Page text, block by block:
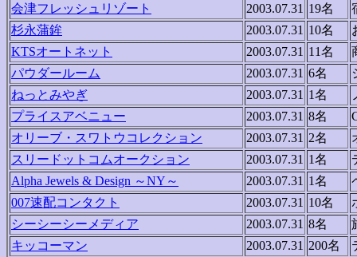
会津フレッシュリゾート
2003.07.31 19名
杉永蒲鉾
2003.07.31 10名
KTSオートネット
2003.07.31 11名
パウダールーム
2003.07.31 6名
ねっとみやぎ
2003.07.31 1名
プライスアベニュー
2003.07.31 8名
オリーブ・スワトウコレクション
2003.07.31 2名
スリードットコムオークション
2003.07.31 1名
Alpha Jewels & Design ～NY～
2003.07.31 1名
007速配コンタクト
2003.07.31 10名
シーシーシーメディア
2003.07.31 8名
キッコーマン
2003.07.31 200名